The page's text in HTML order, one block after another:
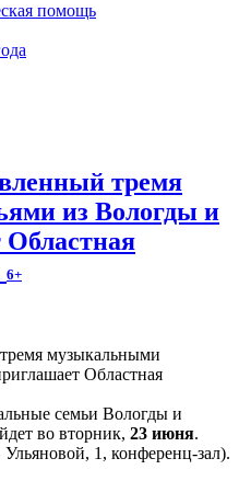
помощь
тремя
из Вологды и
6+
семьи Вологды и
во вторник, 23 июня.
1, конференц-зал).